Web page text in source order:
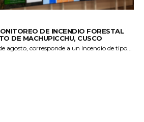
DE INCENDIO FORESTAL
DE MACHUPICCHU, CUSCO
agosto, corresponde a un incendio de tipo...